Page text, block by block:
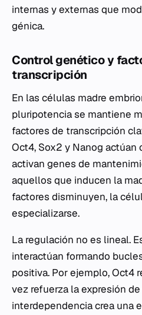
internas y externas que
génica.
Control genético y
transcripción
En las células madre
pluripotencia se mantiene
factores de transcripción
Oct4, Sox2 y Nanog
activan genes de
aquellos que inducen la
factores disminuyen, la
especializarse.
La regulación no es lineal.
interactúan formando
positiva. Por ejemplo, Oct4
vez refuerza la expresión
interdependencia crea una